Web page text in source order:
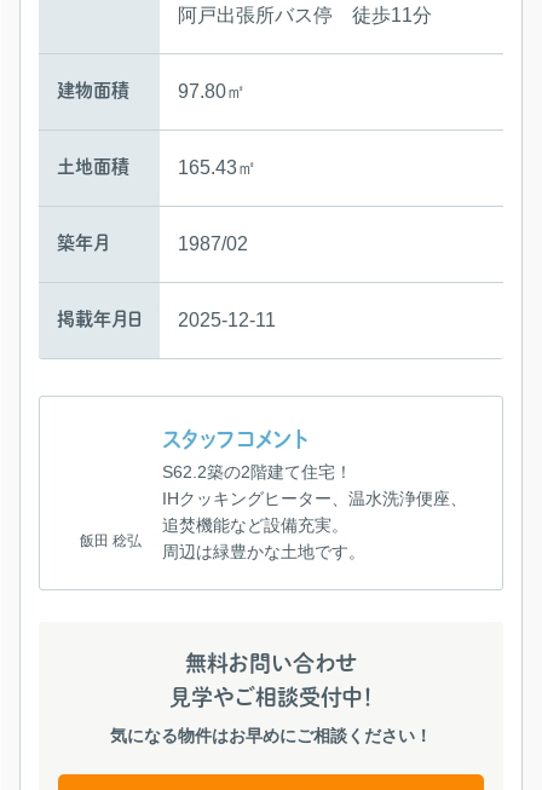
阿戸出張所バス停 徒歩11分
建物面積 97.80㎡
土地面積 165.43㎡
築年月 1987/02
掲載年月日 2025-12-11
飯田 稔弘
スタッフコメント
S62.2築の2階建て住宅！
IHクッキングヒーター、温水洗浄便座、
追焚機能など設備充実。
周辺は緑豊かな土地です。
無料お問い合わせ
見学やご相談受付中！
気になる物件はお早めにご相談ください！